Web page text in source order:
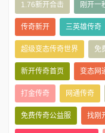
1.76新开合击 刚开一
传奇新开 三英雄传奇
超级变态传奇世界 免
新开传奇首页 变态网
打金传奇 网通传奇
免费传奇公益服 找刚